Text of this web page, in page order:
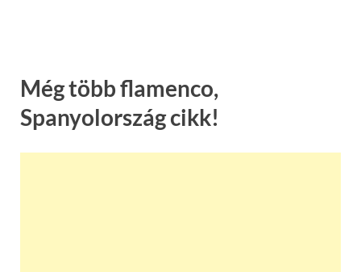
Még több flamenco,
Spanyolország cikk!